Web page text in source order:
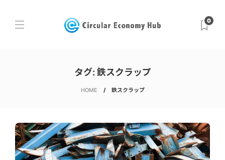
0
タグ: 鉄スクラップ
HOME 鉄スクラップ